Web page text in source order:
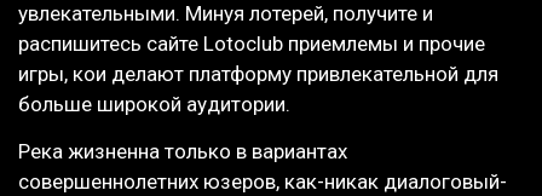
увлекательными. Минуя лотерей, получите и
распишитесь сайте Lotoclub приемлемы и прочие
игры, кои делают платформу привлекательной для
больше широкой аудитории.
Река жизненна только в вариантах
совершеннолетних юзеров, как-никак диалоговый-